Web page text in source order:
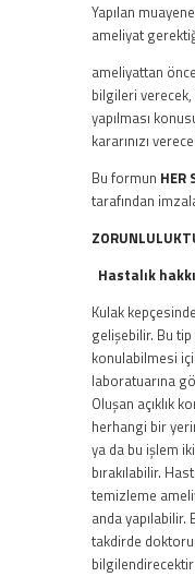
Yapılan
ameliyat
ameliyattan
bilgileri
yapılması
kararınızı
Bu formun HER
tarafından
Hastalık
Kulak
gelişebilir. Bu tip
konulabilmesi
laboratuarına
Oluşan açıklık
herhangi bir
ya da bu işlem
bırakılabilir.
temizleme
anda
takdirde